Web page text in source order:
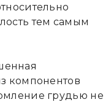
тем самым
компонентов
грудью не